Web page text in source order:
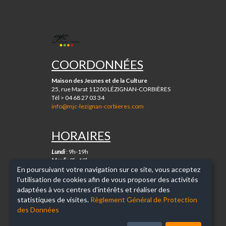
MJC
DE
CORBIÈRES
COORDONNÉES
Maison des Jeunes et de la Culture
25, rue Marat 11200 LÉZIGNAN-CORBIÈRES
Tél > 04 68 27 03 34
info@mjc-lezignan-corbieres.com
HORAIRES
Lundi: 9h-19h
Mardi : 9h-19h
Mercredi :9h-19h
Jeudi :9h-19h
9h-19h
Samedi (uniquement en période scolaire) :9h-12h
En poursuivant votre navigation sur ce site, vous acceptez
l'utilisation de cookies afin de vous proposer des activités
adaptées à vos centres d'intérêts et réaliser des
statistiques de visites. Règlement Général de Protection
des Données